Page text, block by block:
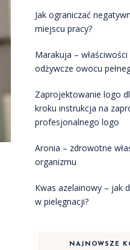
Jak ograniczać
miejscu pracy?
Marakuja –
odżywcze owocu
Zaprojektowanie logo
kroku instrukcja na
profesjonalnego logo
Aronia – zdrowotne
organizmu
Kwas azelainowy – jak
w pielęgnacji?
NAJNOWSZE